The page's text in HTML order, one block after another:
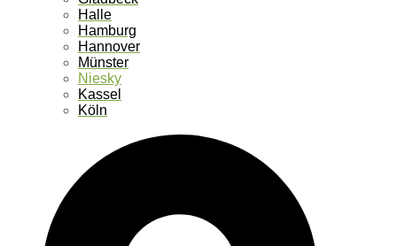
Halle
Hamburg
Hannover
Münster
Niesky
Kassel
Köln